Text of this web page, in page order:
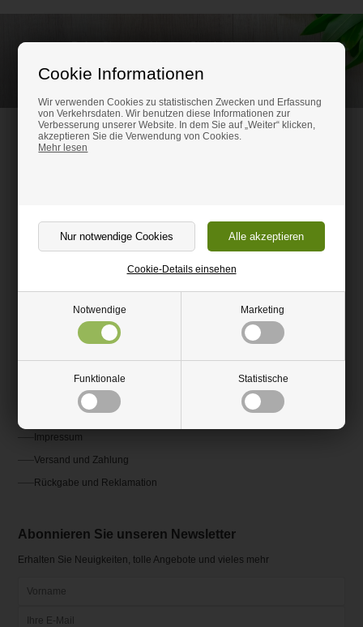
Cookie Informationen
Wir verwenden Cookies zu statistischen Zwecken und Erfassung
von Verkehrsdaten. Wir benutzen diese Informationen zur
Verbesserung unserer Website. In dem Sie auf „Weiter“ klicken,
akzeptieren Sie die Verwendung von Cookies.
Mehr lesen
Notwendige Marketing
Funktionale Statistische
Cookie-Details einsehen
Rufen Sie an und lassen Sie sich beraten unter
(+49) 0151 24821292
HM-Kunststoffshop.de
(+49) 0151 24821292
Kundenservice
Ratgeber und Inspiration
Impressum
Versand und Zahlung
Rückgabe und Reklamation
Abonnieren Sie unseren Newsletter
Erhalten Sie Neuigkeiten, tolle Angebote und vieles mehr